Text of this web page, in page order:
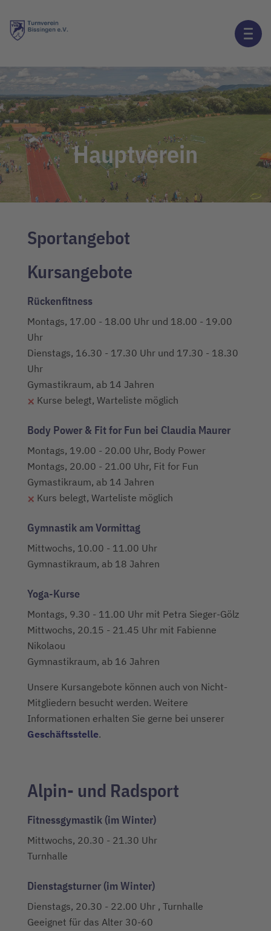
Hauptverein
Sportangebot
Kursangebote
Rückenfitness
Montags, 17.00 - 18.00 Uhr und 18.00 - 19.00
Uhr
Dienstags, 16.30 - 17.30 Uhr und 17.30 - 18.30
Uhr
Gymastikraum, ab 14 Jahren
Kurse belegt, Warteliste möglich
Body Power & Fit for Fun bei Claudia Maurer
Montags, 19.00 - 20.00 Uhr, Body Power
Montags, 20.00 - 21.00 Uhr, Fit for Fun
Gymastikraum, ab 14 Jahren
Kurs belegt, Warteliste möglich
Gymnastik am Vormittag
Mittwochs, 10.00 - 11.00 Uhr
Gymnastikraum, ab 18 Jahren
Yoga-Kurse
Montags, 9.30 - 11.00 Uhr mit Petra Sieger-Gölz
Mittwochs, 20.15 - 21.45 Uhr mit Fabienne
Nikolaou
Gymnastikraum, ab 16 Jahren
Unsere Kursangebote können auch von Nicht-
Mitgliedern besucht werden. Weitere
Informationen erhalten Sie gerne bei unserer
Geschäftsstelle.
Alpin- und Radsport
Fitnessgymastik (im Winter)
Mittwochs, 20.30 - 21.30 Uhr
Turnhalle
Dienstagsturner (im Winter)
Dienstags, 20.30 - 22.00 Uhr , Turnhalle
Geeignet für das Alter 30-60